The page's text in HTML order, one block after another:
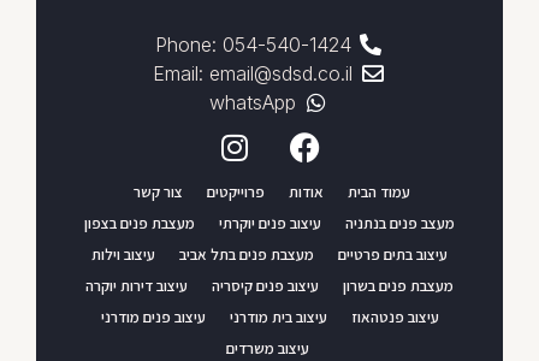
Phone: 054-540-1424
Email: email@sdsd.co.il
whatsApp
עמוד הבית אודות פרוייקטים
צור קשר
מעצב פנים בנתניה
עיצוב פנים יוקרתי
מעצבת פנים בצפון
עיצוב בתים פרטיים
מעצבת פנים בתל אביב
עיצוב וילות
מעצבת פנים בשרון
עיצוב פנים קיסריה
עיצוב דירות יוקרה
עיצוב פנטהאוז
עיצוב בית מודרני
עיצוב פנים מודרני
עיצוב משרדים